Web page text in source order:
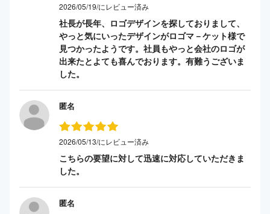
2026/05/19/にレビュー済み
社長が長年、ロゴデザインを探しておりまして、
やっと気にいったデザインがロゴマ－ケット様で
見つかったようです。社員もやっと会社のロゴが
出来たとよても喜んでおります。有難うございま
した。
匿名
2026/05/13/にレビュー済み
こちらの要望に対して迅速に対応していただきま
した。
匿名